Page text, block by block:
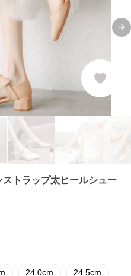
トラップ太ヒールシュー
24.0cm 24.5cm